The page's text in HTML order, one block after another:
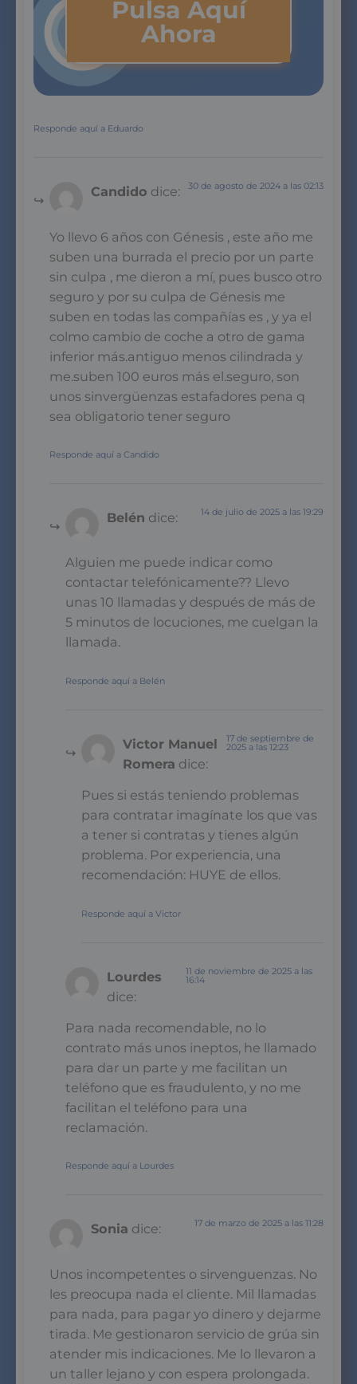
Pulsa Aquí
Ahora
Responde aquí a Eduardo
Candido dice: 30 de agosto de 2024 a las 02:13
Yo llevo 6 años con Génesis , este año me
suben una burrada el precio por un parte
sin culpa , me dieron a mí, pues busco otro
seguro y por su culpa de Génesis me
suben en todas las compañías es , y ya el
colmo cambio de coche a otro de gama
inferior más.antiguo menos cilindrada y
me.suben 100 euros más el.seguro, son
unos sinvergüenzas estafadores pena q
sea obligatorio tener seguro
Responde aquí a Candido
Belén dice: 14 de julio de 2025 a las 19:29
Alguien me puede indicar como
contactar telefónicamente?? Llevo
unas 10 llamadas y después de más de
5 minutos de locuciones, me cuelgan la
llamada.
Responde aquí a Belén
Victor Manuel
Romera dice:
17 de septiembre de
2025 a las 12:23
Pues si estás teniendo problemas
para contratar imagínate los que vas
a tener si contratas y tienes algún
problema. Por experiencia, una
recomendación: HUYE de ellos.
Responde aquí a Victor
Lourdes
dice:
11 de noviembre de 2025 a las
16:14
Para nada recomendable, no lo
contrato más unos ineptos, he llamado
para dar un parte y me facilitan un
teléfono que es fraudulento, y no me
facilitan el teléfono para una
reclamación.
Responde aquí a Lourdes
Sonia dice: 17 de marzo de 2025 a las 11:28
Unos incompetentes o sirvenguenzas. No
les preocupa nada el cliente. Mil llamadas
para nada, para pagar yo dinero y dejarme
tirada. Me gestionaron servicio de grúa sin
atender mis indicaciones. Me lo llevaron a
un taller lejano y con espera prolongada.